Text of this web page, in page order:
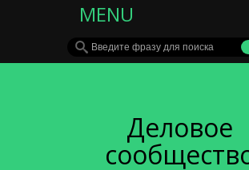
MENU
Деловое